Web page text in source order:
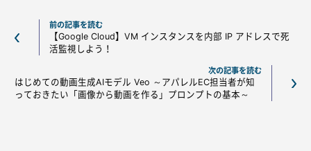
前の記事を読む
【Google Cloud】VM インスタンスを内部 IP アドレスで死
活監視しよう！
次の記事を読む
はじめての動画生成AIモデル Veo ～アパレルEC担当者が知
っておきたい「画像から動画を作る」プロンプトの基本～